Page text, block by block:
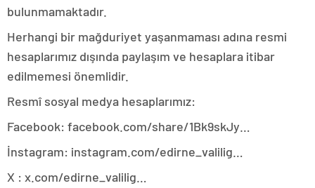
bulunmamaktadır.
Herhangi bir mağduriyet yaşanmaması adına resmi
hesaplarımız dışında paylaşım ve hesaplara itibar
edilmemesi önemlidir.
Resmî sosyal medya hesaplarımız:
Facebook: facebook.com/share/1Bk9skJy…
İnstagram: instagram.com/edirne_valilig…
X : x.com/edirne_valilig…